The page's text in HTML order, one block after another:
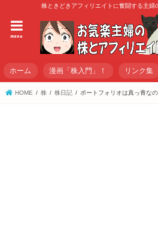
株ときどきアフィリエイトに奮闘する主
menu
ホーム 漫画「株入門」！ リンク集
HOME 株 株日記 ポートフォリオは真っ青な